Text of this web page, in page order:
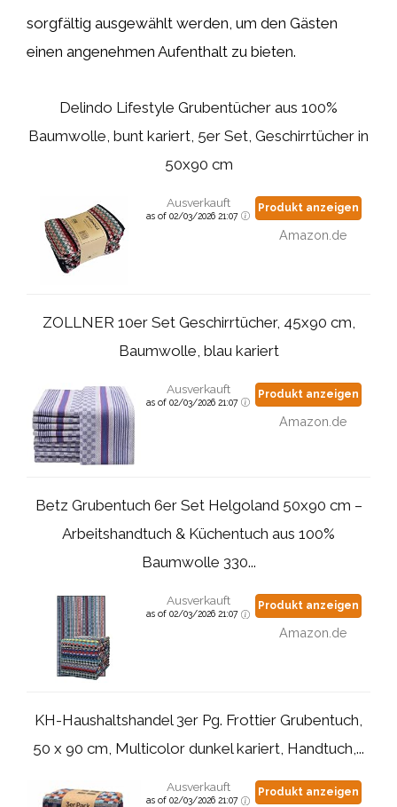
sorgfältig ausgewählt werden, um den Gästen
einen angenehmen Aufenthalt zu bieten.
Delindo Lifestyle Grubentücher aus 100%
Baumwolle, bunt kariert, 5er Set, Geschirrtücher in
50x90 cm
Ausverkauft
as of 02/03/2026 21:07
Produkt anzeigen
Amazon.de
ZOLLNER 10er Set Geschirrtücher, 45x90 cm,
Baumwolle, blau kariert
Ausverkauft
as of 02/03/2026 21:07
Produkt anzeigen
Amazon.de
Betz Grubentuch 6er Set Helgoland 50x90 cm –
Arbeitshandtuch & Küchentuch aus 100%
Baumwolle 330...
Ausverkauft
as of 02/03/2026 21:07
Produkt anzeigen
Amazon.de
KH-Haushaltshandel 3er Pg. Frottier Grubentuch,
50 x 90 cm, Multicolor dunkel kariert, Handtuch,...
Ausverkauft
as of 02/03/2026 21:07
Produkt anzeigen